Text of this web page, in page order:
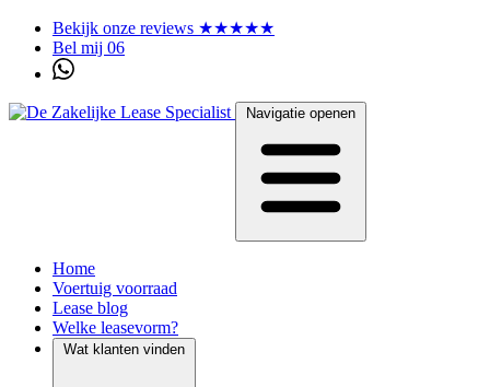
Bekijk onze reviews ★★★★★
Bel mij 06
Navigatie openen
Home
Voertuig voorraad
Lease blog
Welke leasevorm?
Wat klanten vinden